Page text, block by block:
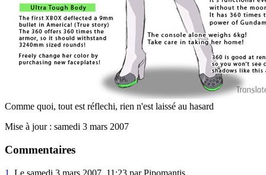
Comme quoi, tout est réflechi, rien n'est laissé au hasard
Mise à jour : samedi 3 mars 2007
Commentaires
1. Le samedi 3 mars 2007, 11:23 par Pipomantis